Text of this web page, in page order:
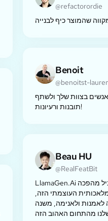
@refactorordie
שהמוצר כיף לבנייה
Benoit
@benoitst-
בצוות שלך ולשתף
תובנות ורעיונות!
Beau HU
@RealFeatBit
LlamaGen.Ai הוא מוצר ברמה עולמית שמוביל מהפכה
העוצמתי הזה,
לאמנות ולאנימה, משנה